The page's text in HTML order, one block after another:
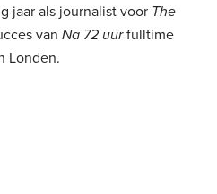
jaar als journalist voor The
van Na 72 uurfulltime
Londen.